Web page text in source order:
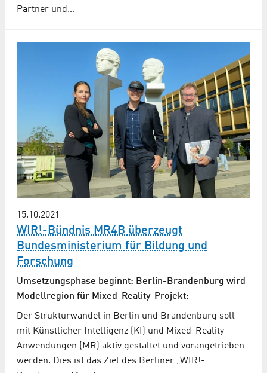
Partner und…
15.10.2021
WIR!-Bündnis MR4B überzeugt
Bundesministerium für Bildung und
Forschung
Umsetzungsphase beginnt: Berlin-Brandenburg wird
Modellregion für Mixed-Reality-Projekt:
Der Strukturwandel in Berlin und Brandenburg soll
mit Künstlicher Intelligenz (KI) und Mixed-Reality-
Anwendungen (MR) aktiv gestaltet und vorangetrieben
werden. Dies ist das Ziel des Berliner „WIR!-